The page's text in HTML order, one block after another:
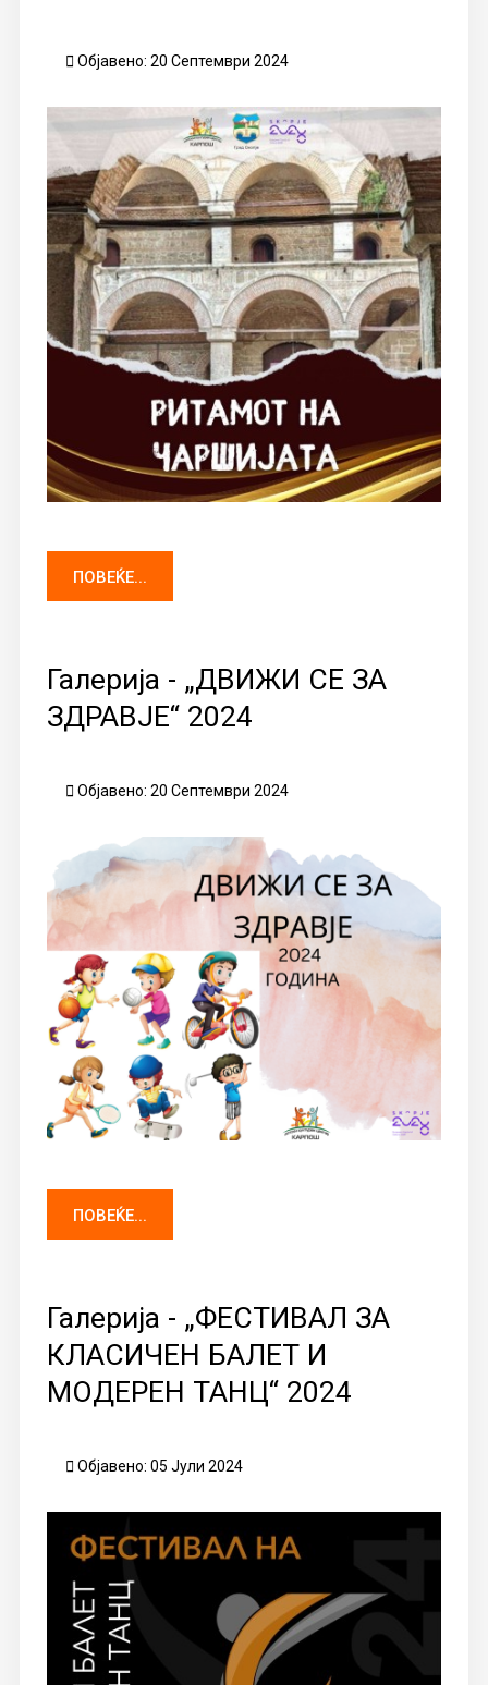
Објавено: 20 Септември 2024
ПОВЕЌЕ...
Галерија - „ДВИЖИ СЕ ЗА
ЗДРАВЈЕ“ 2024
Објавено: 20 Септември 2024
ПОВЕЌЕ...
Галерија - „ФЕСТИВАЛ ЗА
КЛАСИЧЕН БАЛЕТ И
МОДЕРЕН ТАНЦ“ 2024
Објавено: 05 Јули 2024